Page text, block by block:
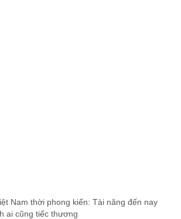
Nam thời phong kiến: Tài năng đến nay
ai cũng tiếc thương